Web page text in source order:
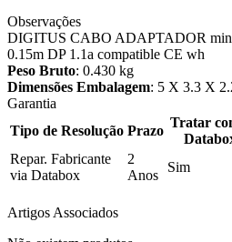
Observações
DIGITUS CABO ADAPTADOR
0.15m DP 1.1a compatible CE wh
Peso Bruto: 0.430 kg
Dimensões Embalagem: 5 X 3.3 X
Garantia
Tipo de Resolução Prazo
Tratar
Repar. Fabricante
via Databox
2
Anos
Sim
Artigos Associados